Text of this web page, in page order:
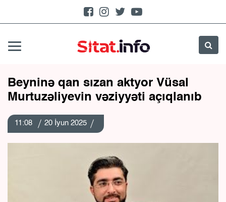
Beyninə qan sızan aktyor Vüsal
Murtuzəliyevin vəziyyəti açıqlanıb
11:08 20 İyun 2025